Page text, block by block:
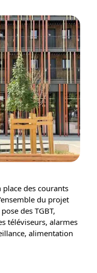
place des courants
du projet
des TGBT,
téléviseurs, alarmes
alimentation